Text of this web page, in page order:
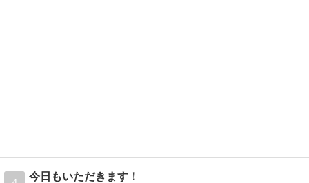
今日もいただきます！